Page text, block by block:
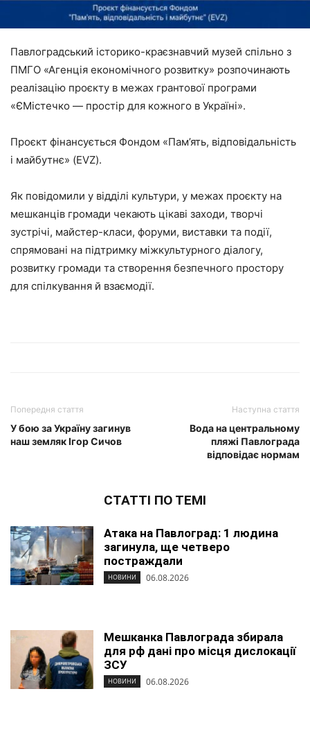
Павлоградський історико-краєзнавчий музей спільно з
ПМГО «Агенція економічного розвитку» розпочинають
реалізацію проєкту в межах грантової програми
«ЄМістечко — простір для кожного в Україні».
Проєкт фінансується Фондом «Пам’ять, відповідальність
і майбутнє» (EVZ).
Як повідомили у відділі культури, у межах проєкту на
мешканців громади чекають цікаві заходи, творчі
зустрічі, майстер-класи, форуми, виставки та події,
спрямовані на підтримку міжкультурного діалогу,
розвитку громади та створення безпечного простору
для спілкування й взаємодії.
Попередня стаття
У бою за Україну загинув
наш земляк Ігор Сичов
Наступна стаття
Вода на центральному
пляжі Павлограда
відповідає нормам
СТАТТІ ПО ТЕМІ
Атака на Павлоград: 1 людина
загинула, ще четверо
постраждали
НОВИНИ 06.08.2026
Мешканка Павлограда збирала
для рф дані про місця дислокації
ЗСУ
НОВИНИ 06.08.2026